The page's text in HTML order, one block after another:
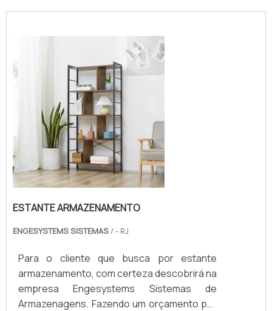
ESTANTE ARMAZENAMENTO
ENGESYSTEMS SISTEMAS / - RJ
Para o cliente que busca por estante
armazenamento, com certeza descobrirá na
empresa Engesystems Sistemas de
Armazenagens. Fazendo um orçamento por